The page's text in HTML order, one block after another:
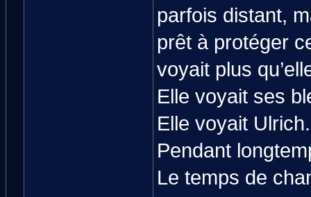
parfois distant,
prêt à protéger
voyait plus
Elle voyait ses
Elle voyait Ulrich.
Pendant
Le temps de